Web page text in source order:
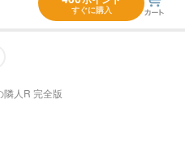
すぐに購入
隣人R 完全版